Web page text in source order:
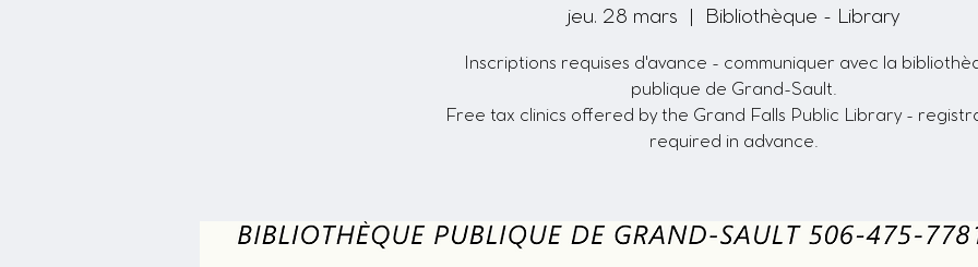
jeu. 28 mars Bibliothèque - Library
Inscriptions requises d'avance - communiquer avec la
publique de Grand-Sault.
Free tax clinics offered by the Grand Falls Public Library -
required in advance.